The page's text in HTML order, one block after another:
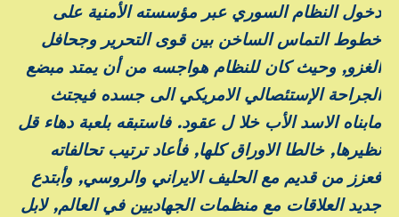
دخول النظام السوري عبر مؤسسته الأمنية على
خطوط التماس الساخن بين قوى التحرير وجحافل
الغزو, وحيث كان للنظام هواجسه من أن يمتد مبضع
الجراحة الإستئصالي الامريكي الى جسده فيجتث
مابناه الاسد الأب خلا ل عقود. فاستبقه بلعبة دهاء قل
نظيرها, خالطا الاوراق كلها, فأعاد ترتيب تحالفاته
فعزز من قديم مع الحليف الايراني والروسي, وأبتدع
جديد العلاقات مع منظمات الجهاديين في العالم, لابل